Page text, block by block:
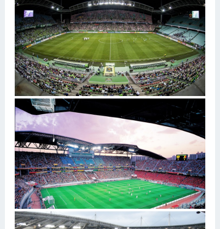
Тренажеры
Интерьер квартиры